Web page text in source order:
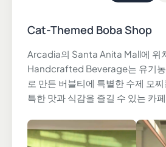
Cat-Themed Boba Shop
Arcadia의 Santa Anita Mall에 위
Handcrafted Beverage는 유기농
로 만든 버블티에 특별한 수제 모
특한 맛과 식감을 즐길 수 있는 카